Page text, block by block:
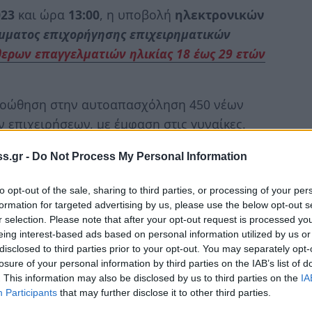
- Do Not Process My Personal Information
opt-out of the sale, sharing to third parties, or processing of your
for targeted advertising by us, please use the below opt-out
selection. Please note that after your opt-out request is processed
interest-based ads based on personal information utilized by us
to third parties prior to your opt-out. You may separately
of your personal information by third parties on the IAB’s list of
This information may also be disclosed by us to third parties on the
Participants that may further disclose it to other third parties.
και ώρα 13:00, η υποβολή ηλεκτρονικών
επιχορήγησης επιχειρηματικών
επαγγελματιών ηλικίας 18 έως 29 ετών
στην αυτοαπασχόληση 450 νέων
με έμφαση στις γυναίκες.
Παρασκευή 9 Ιουνίου 2023 και ώρα
ανέρχεται σε 14.800 ευρώ και θα
στη ΔΟΥ
εξαμήνου από την έναρξη της